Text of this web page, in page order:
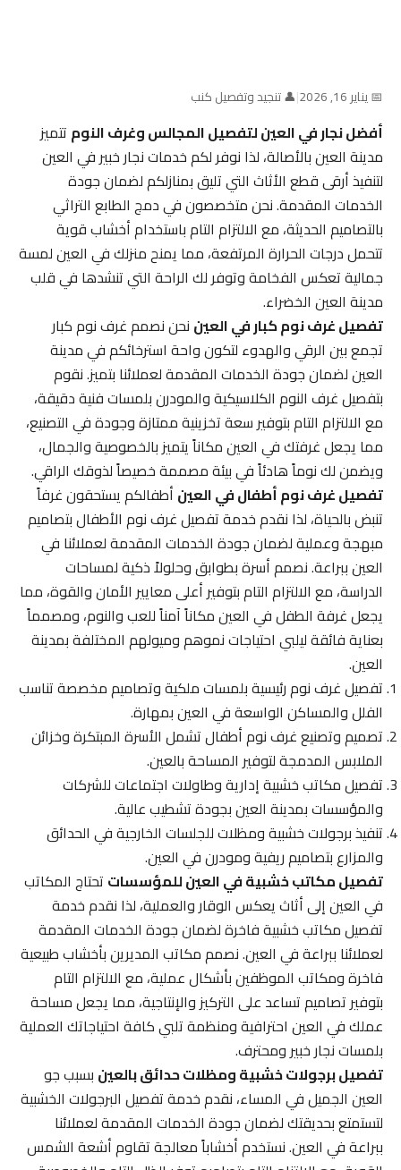
📅 يناير 16, 2026 |👤 تنجيد وتفصيل كنب
أفضل نجار في العين لتفصيل المجالس وغرف النومتتميز
مدينة العين بالأصالة، لذا نوفر لكم خدمات نجار خبير في العين
لتنفيذ أرقى قطع الأثاث التي تليق بمنازلكم لضمان جودة
الخدمات المقدمة. نحن متخصصون في دمج الطابع التراثي
بالتصاميم الحديثة، مع الالتزام التام باستخدام أخشاب قوية
تتحمل درجات الحرارة المرتفعة، مما يمنح منزلك في العين لمسة
جمالية تعكس الفخامة وتوفر لك الراحة التي تنشدها في قلب
مدينة العين الخضراء.
تفصيل غرف نوم كبار في العيننحن نصمم غرف نوم كبار
تجمع بين الرقي والهدوء لتكون واحة استرخائكم في مدينة
العين لضمان جودة الخدمات المقدمة لعملائنا بتميز. نقوم
بتفصيل غرف النوم الكلاسيكية والمودرن بلمسات فنية دقيقة،
مع الالتزام التام بتوفير سعة تخزينية ممتازة وجودة في التصنيع،
مما يجعل غرفتك في العين مكاناً يتميز بالخصوصية والجمال،
ويضمن لك نوماً هادئاً في بيئة مصممة خصيصاً لذوقك الراقي.
تفصيل غرف نوم أطفال في العينأطفالكم يستحقون غرفاً
تنبض بالحياة، لذا نقدم خدمة تفصيل غرف نوم الأطفال بتصاميم
مبهجة وعملية لضمان جودة الخدمات المقدمة لعملائنا في
العين ببراعة. نصمم أسرة بطوابق وحلولاً ذكية لمساحات
الدراسة، مع الالتزام التام بتوفير أعلى معايير الأمان والقوة، مما
يجعل غرفة الطفل في العين مكاناً آمناً للعب والنوم، ومصمماً
بعناية فائقة ليلبي احتياجات نموهم وميولهم المختلفة بمدينة
العين.
تفصيل غرف نوم رئيسية بلمسات ملكية وتصاميم مخصصة تناسب
الفلل والمساكن الواسعة في العين بمهارة.
تصميم وتصنيع غرف نوم أطفال تشمل الأسرة المبتكرة وخزائن
الملابس المدمجة لتوفير المساحة بالعين.
تفصيل مكاتب خشبية إدارية وطاولات اجتماعات للشركات
والمؤسسات بمدينة العين بجودة تشطيب عالية.
تنفيذ برجولات خشبية ومظلات للجلسات الخارجية في الحدائق
والمزارع بتصاميم ريفية ومودرن في العين.
تفصيل مكاتب خشبية في العين للمؤسساتتحتاج المكاتب
في العين إلى أثاث يعكس الوقار والعملية، لذا نقدم خدمة
تفصيل مكاتب خشبية فاخرة لضمان جودة الخدمات المقدمة
لعملائنا ببراعة في العين. نصمم مكاتب المديرين بأخشاب طبيعية
فاخرة ومكاتب الموظفين بأشكال عملية، مع الالتزام التام
بتوفير تصاميم تساعد على التركيز والإنتاجية، مما يجعل مساحة
عملك في العين احترافية ومنظمة تلبي كافة احتياجاتك العملية
بلمسات نجار خبير ومحترف.
تفصيل برجولات خشبية ومظلات حدائق بالعينبسبب جو
العين الجميل في المساء، نقدم خدمة تفصيل البرجولات الخشبية
لتستمتع بحديقتك لضمان جودة الخدمات المقدمة لعملائنا
ببراعة في العين. نستخدم أخشاباً معالجة تقاوم أشعة الشمس